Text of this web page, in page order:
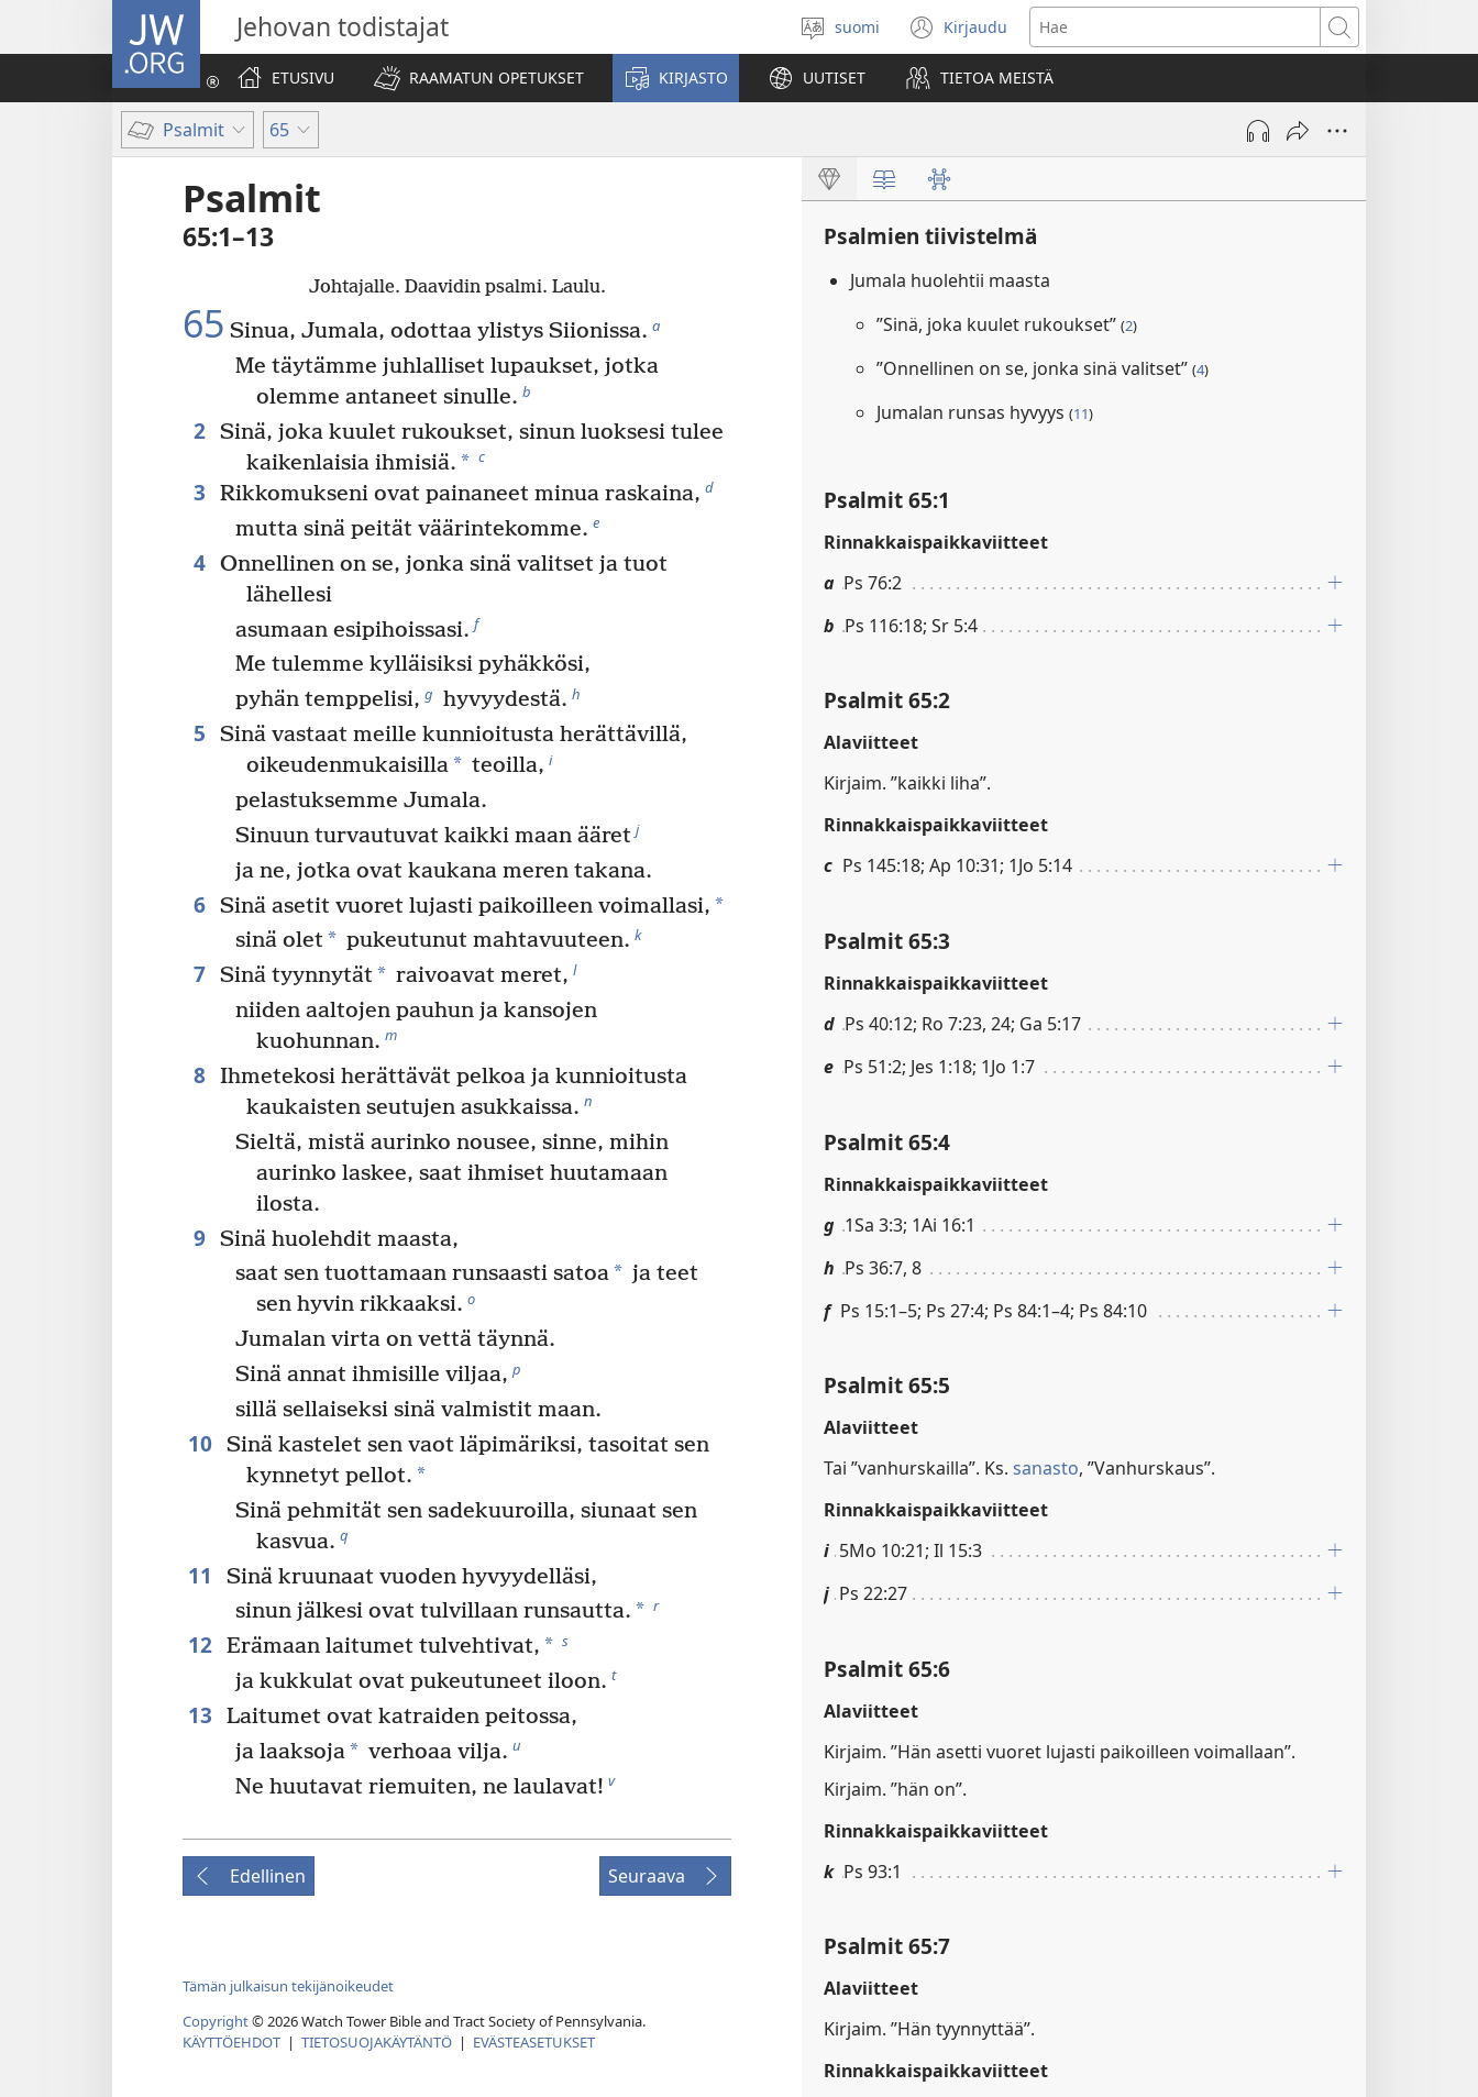
JW.ORG Jehovan todistajat
Valitse
kieli
suomi Kirjaudu
(avaa
uuden
ikkunan)
Hae
ETUSIVU
RAAMATUN OPETUKSET KIRJASTO UUTISET TIETOA MEISTÄ
Psalmit 65
Psalmit
65:1–13
Johtajalle. Daavidin psalmi. Laulu.
65 Sinua, Jumala, odottaa ylistys Siionissa. a
Me täytämme juhlalliset lupaukset, jotka
olemme antaneet sinulle. b
2 Sinä, joka kuulet rukoukset, sinun luoksesi tulee
kaikenlaisia ihmisiä. * c
3 Rikkomukseni ovat painaneet minua raskaina, d
mutta sinä peität väärintekomme. e
4 Onnellinen on se, jonka sinä valitset ja tuot
lähellesi
asumaan esipihoissasi. f
Me tulemme kylläisiksi pyhäkkösi,
pyhän temppelisi, g hyvyydestä. h
5
Sinä vastaat meille kunnioitusta herättävillä,
oikeudenmukaisilla* teoilla, i
pelastuksemme Jumala.
Sinuun turvautuvat kaikki maan ääret j
ja ne, jotka ovat kaukana meren takana.
6 Sinä asetit vuoret lujasti paikoilleen voimallasi, *
sinä olet* pukeutunut mahtavuuteen. k
7 Sinä tyynnytät* raivoavat meret, l
niiden aaltojen pauhun ja kansojen
kuohunnan. m
8 Ihmetekosi herättävät pelkoa ja kunnioitusta
kaukaisten seutujen asukkaissa. n
Sieltä, mistä aurinko nousee, sinne, mihin
aurinko laskee, saat ihmiset huutamaan
ilosta.
9 Sinä huolehdit maasta,
saat sen tuottamaan runsaasti satoa* ja teet
sen hyvin rikkaaksi. o
Jumalan virta on vettä täynnä.
Sinä annat ihmisille viljaa, p
sillä sellaiseksi sinä valmistit maan.
10 Sinä kastelet sen vaot läpimäriksi, tasoitat sen
kynnetyt pellot. *
Sinä pehmität sen sadekuuroilla, siunaat sen
kasvua. q
11
Sinä kruunaat vuoden hyvyydelläsi,
sinun jälkesi ovat tulvillaan runsautta. * r
12 Erämaan laitumet tulvehtivat, * s
ja kukkulat ovat pukeutuneet iloon. t
13
Laitumet ovat katraiden peitossa,
ja laaksoja* verhoaa vilja. u
Ne huutavat riemuiten, ne laulavat! v
Edellinen Seuraava
Tämän julkaisun tekijänoikeudet
Copyright©2026Watch Tower Bible and Tract Society of Pennsylvania.
KÄYTTÖEHDOT | TIETOSUOJAKÄYTÄNTÖ | EVÄSTEASETUKSET
Psalmien tiivistelmä
Jumala huolehtii maasta
”Sinä, joka kuulet rukoukset” (2)
”Onnellinen on se, jonka sinä valitset” (4)
Jumalan runsas hyvyys (11)
Psalmit 65:1
Rinnakkaispaikkaviitteet
a Ps 76:2
b Ps 116:18; Sr 5:4
Psalmit 65:2
Alaviitteet
Kirjaim. ”kaikki liha”.
Rinnakkaispaikkaviitteet
c Ps 145:18; Ap 10:31; 1Jo 5:14
Psalmit 65:3
Rinnakkaispaikkaviitteet
d Ps 40:12; Ro 7:23, 24; Ga 5:17
e Ps 51:2; Jes 1:18; 1Jo 1:7
Psalmit 65:4
Rinnakkaispaikkaviitteet
g 1Sa 3:3; 1Ai 16:1
h Ps 36:7, 8
f Ps 15:1–5; Ps 27:4; Ps 84:1–4; Ps 84:10
Psalmit 65:5
Alaviitteet
Tai ”vanhurskailla”. Ks. sanasto, ”Vanhurskaus”.
Rinnakkaispaikkaviitteet
i 5Mo 10:21; Il 15:3
j Ps 22:27
Psalmit 65:6
Alaviitteet
Kirjaim. ”Hän asetti vuoret lujasti paikoilleen voimallaan”.
Kirjaim. ”hän on”.
Rinnakkaispaikkaviitteet
k Ps 93:1
Psalmit 65:7
Alaviitteet
Kirjaim. ”Hän tyynnyttää”.
Rinnakkaispaikkaviitteet